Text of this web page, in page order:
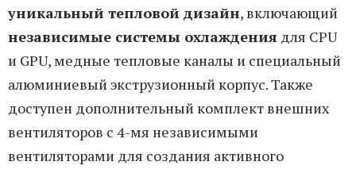
уникальный тепловой дизайн, включающий
независимые системы охлаждения для CPU
и GPU, медные тепловые каналы и специальный
алюминиевый экструзионный корпус. Также
доступен дополнительный комплект внешних
вентиляторов с 4-мя независимыми
вентиляторами для создания активного